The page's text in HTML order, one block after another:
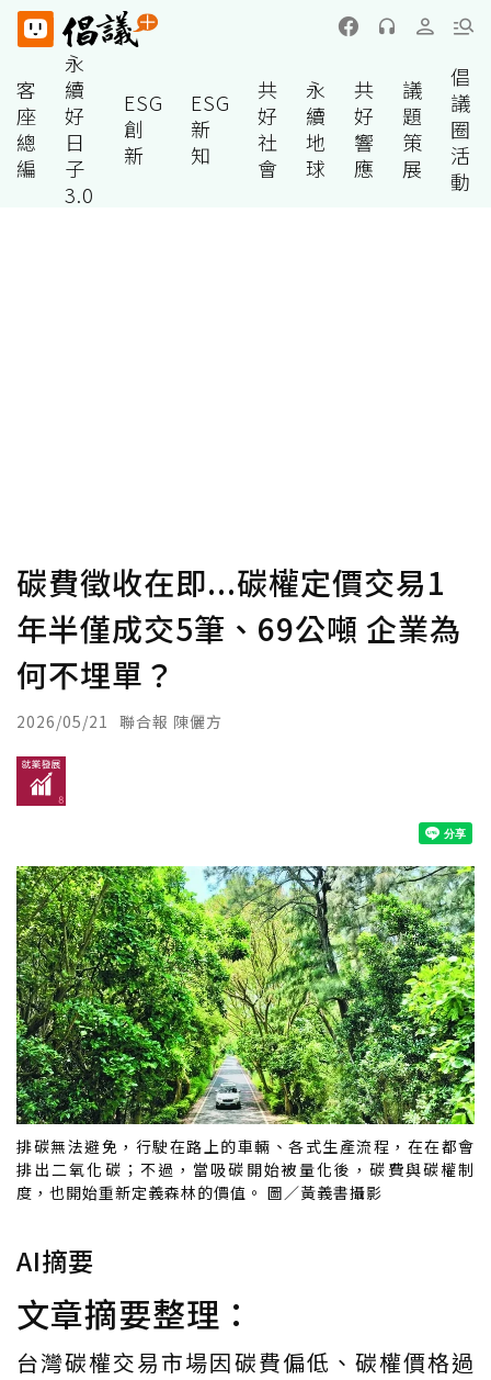
客
座
總
編
永
續
好
日
子
3.0
ESG
創
新
ESG
新
知
共
好
社
會
永
續
地
球
共
好
響
應
議
題
策
展
倡
議
圈
活
動
碳費徵收在即...碳權定價交易1
年半僅成交5筆、69公噸 企業為
何不埋單？
2026/05/21 聯合報 陳儷方
排碳無法避免，行駛在路上的車輛、各式生產流程，在在都會
排出二氧化碳；不過，當吸碳開始被量化後，碳費與碳權制
度，也開始重新定義森林的價值。 圖／黃義書攝影
AI摘要
文章摘要整理：
台灣碳權交易市場因碳費偏低、碳權價格過